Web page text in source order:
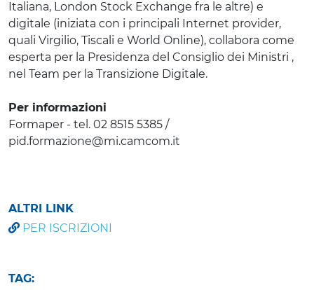
Italiana, London Stock Exchange fra le altre) e
digitale (iniziata con i principali Internet provider,
quali Virgilio, Tiscali e World Online), collabora come
esperta per la Presidenza del Consiglio dei Ministri ,
nel Team per la Transizione Digitale.
Per informazioni
Formaper - tel. 02 8515 5385 /
pid.formazione@mi.camcom.it
ALTRI LINK
PER ISCRIZIONI
TAG: